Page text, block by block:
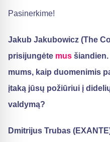
Pasinerkime!
Jakub Jakubowicz (The
prisijungėte mus
mums, kaip duomenimis
įtaką jūsų požiūriui į
valdymą?
Dmitrijus Trubas